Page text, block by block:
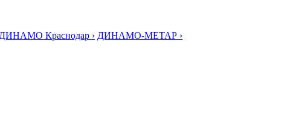
ДИНАМО Краснодар › ДИНАМО-МЕТАР ›